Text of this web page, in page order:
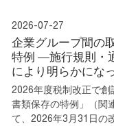
2026-07-27
企業グループ間の
特例 ―施行規則・
により明らかにな
2026年度税制改正で創
書類保存の特例」（関
て、2026年3月31日の